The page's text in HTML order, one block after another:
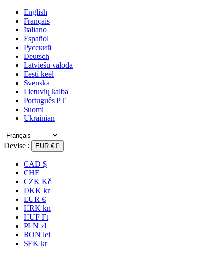
English
Français
Italiano
Español
Русский
Deutsch
Latviešu valoda
Eesti keel
Svenska
Lietuvių kalba
Português PT
Suomi
Ukrainian
Devise : EUR € 
CAD $
CHF
CZK Kč
DKK kr
EUR €
HRK kn
HUF Ft
PLN zł
RON lei
SEK kr